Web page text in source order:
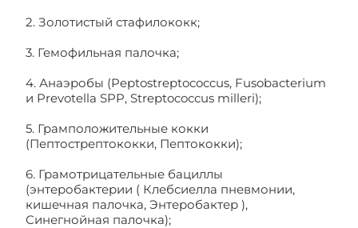
2. Золотистый стафилококк;
3. Гемофильная палочка;
4. Анаэробы (Peptostreptococcus, Fusobacterium
и Prevotella SPP, Streptococcus milleri);
5. Грамположительные кокки
(Пептострептококки, Пептококки);
6. Грамотрицательные бациллы
(энтеробактерии ( Клебсиелла пневмонии,
кишечная палочка, Энтеробактер ),
Синегнойная палочка);